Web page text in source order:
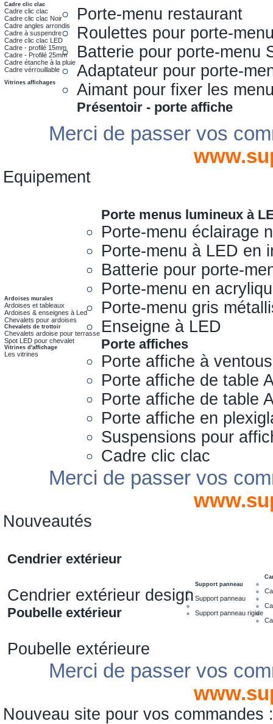
Cadre clic clac
Cadre clic clac
Cadre clic clac Noir
Cadre angles arrondis
Cadre à suspendre
Cadre clic clac LED
Cadre - profilé 15mm
Cadre - Profilé 25mm
Cadre étanche à la pluie
Cadre vérrouillable
Vitrines affichages
Porte-menu restaurant
Roulettes pour porte-
Batterie pour porte-menu
Adaptateur pour porte-
Aimant pour fixer les
Présentoir - porte affiche
Merci de passer vos
Equipement
Ardoises murales
Ardoises et tableaux
Ardoises & enseignes à Led
Chevalets pour ardoises
Chevalets de trottoir
Chevalets ardoise pour terrasse
Spot LED pour chevalet
Vitrines d'affichage
Les vitrines
Porte menus lumineux à
Porte-menu éclairage
Porte-menu à LED en
Batterie pour porte-
Porte-menu en
Porte-menu gris
Enseigne à LED
Porte affiches
Porte affiche à
Porte affiche de table
Porte affiche de table
Porte affiche en
Suspensions pour
Cadre clic clac
Merci de passer vos
Nouveautés
Cendrier extérieur
Cendrier extérieur design
Poubelle extérieur
Poubelle extérieure
Support panneau
Support panneau
Support panneau rigide
Merci de passer vos
Nouveau site pour vos commandes